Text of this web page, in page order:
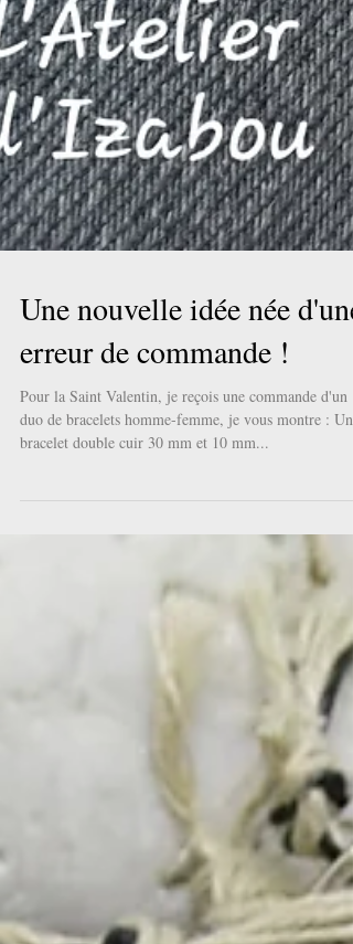
Une nouvelle idée née d'une
erreur de commande !
Pour la Saint Valentin, je reçois une commande d'un